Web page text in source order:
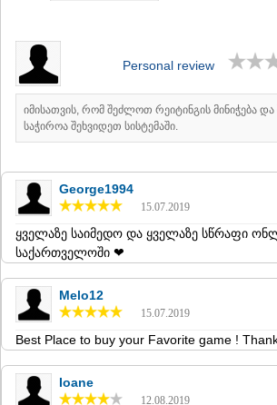
STEPANTSMINDA (KAZBEGI)
GUDAURI
AKHALGORI
RACHA-LECHKHUMI/KVEMO
SVANETI
AMBROLAURI
TSAGERI
SAMEGRELO/ZEMO SVANETI
ABASHA
ZUGDIDI
MARTVILI
MESTIA
SENAKI
POTI
CHKHOROTSKU
TSALENJIKHA
KHOBI
ANAKLIA
Personal review
იმისათვის, რომ შეძლოთ რეიტინგის მინიჭება და
საჭიროა შეხვიდეთ სისტემაში.
George1994
15.07.2019
ყველაზე საიმედო და ყველაზე სწრაფი
საქართველოში ❤
Melo12
15.07.2019
Best Place to buy your Favorite game !
Ioane
12.08.2019